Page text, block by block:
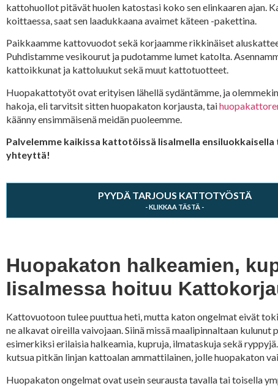
kattohuollot pitävät huolen katostasi koko sen elinkaaren ajan.
koittaessa, saat sen laadukkaana avaimet käteen -pakettina.
Paikkaamme kattovuodot sekä korjaamme rikkinäiset
Puhdistamme vesikourut ja pudotamme lumet katolta.
kattoikkunat ja kattoluukut sekä muut kattotuotteet.
Huopakattotyöt ovat erityisen lähellä sydäntämme, ja
hakoja, eli tarvitsit sitten huopakaton korjausta, tai
käänny ensimmäisenä meidän puoleemme.
Palvelemme kaikissa kattotöissä Iisalmella
yhteyttä!
PYYDÄ TARJOUS KATTOTYÖSTÄ
Huopakaton halkeamien,
Iisalmessa hoituu
Kattovuotoon tulee puuttua heti, mutta katon ongelmat eivät
ne alkavat oireilla vaivojaan. Siinä missä maalipinnaltaan
esimerkiksi erilaisia halkeamia, kupruja, ilmataskuja sekä
kutsua pitkän linjan kattoalan ammattilainen, jolle huopakaton
Huopakaton ongelmat ovat usein seurausta tavalla tai toisella